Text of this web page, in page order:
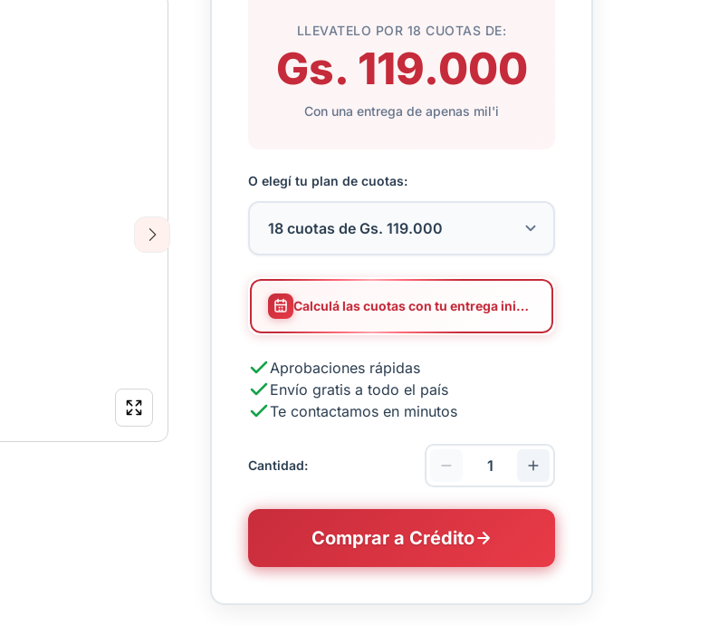
Next
LLEVATELO POR 18 CUOTAS DE:
Gs. 119.000
Con una entrega de apenas mil'i
O elegí tu plan de cuotas:
Calculá las cuotas con tu entrega inicial
Aprobaciones rápidas
Envío gratis a todo el país
Te contactamos en minutos
Cantidad:
Comprar a Crédito